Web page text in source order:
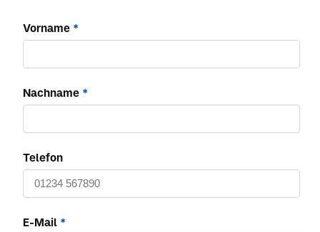
Vorname *
Nachname *
Telefon
E-Mail *